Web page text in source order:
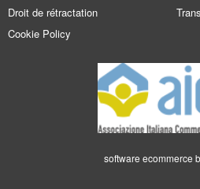
Droit de rétractation
Cookie Policy
software ecommerce